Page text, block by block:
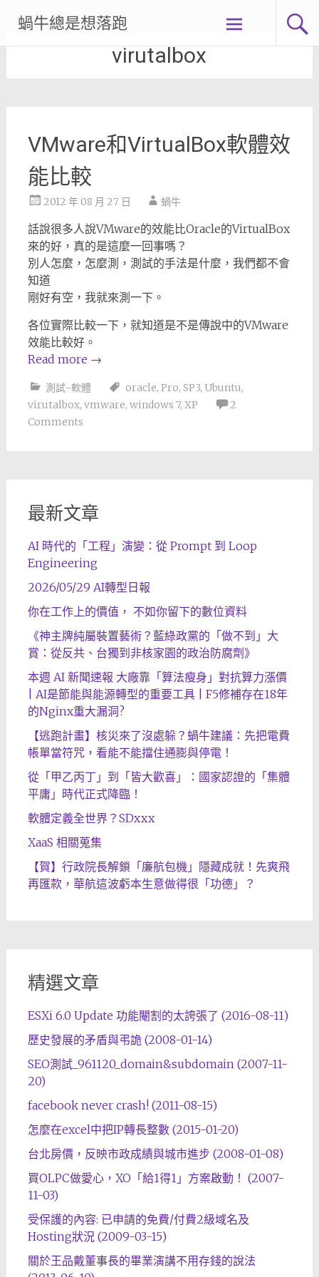
content
蝸牛總是想落跑
virutalbox
VMware和VirtualBox軟體效
能比較
2012 年 08 月 27 日 蝸牛
話說很多人說VMware的效能比Oracle的VirtualBox
來的好，真的是這麼一回事嗎？
別人怎麼，怎麼測，測試的手法是什麼，我們都不會
知道
剛好有空，我就來測一下。
各位實際比較一下，就知道是不是傳說中的VMware
效能比較好。
Read more →
測試-軟體 oracle, Pro, SP3, Ubuntu,
virutalbox, vmware, windows 7, XP
2
Comments
最新文章
AI 時代的「工程」演變：從 Prompt 到 Loop
Engineering
2026/05/29 AI轉型日報
你在工作上的價值， 不如你留下的數位資料
《神主牌純屬裝置藝術？藍綠政黨的「做不到」大
賞：從反共、台獨到非核家園的政治防腐劑》
本週 AI 新聞速報 大廠靠「算法瘦身」對抗算力漲價
| AI是節能與能源轉型的重要工具 | F5修補存在18年
的Nginx重大漏洞?
【逃跑計畫】核災來了沒處躲？蝸牛建議：先把電費
帳單當符咒，看能不能擋住通膨與停電！
從「甲乙丙丁」到「皆大歡喜」：國家認證的「集體
平庸」時代正式降臨！
軟體定義全世界？SDxxx
XaaS 相關蒐集
【賀】行政院長解鎖「廉航包機」隱藏成就！先爽飛
再匯款，華航這波虧本生意做得很「功德」？
精選文章
ESXi 6.0 Update 功能閹割的太誇張了 (2016-08-11)
歷史發展的矛盾與弔詭 (2008-01-14)
SEO測試_961120_domain&subdomain (2007-11-
20)
facebook never crash! (2011-08-15)
怎麼在excel中把IP轉長整數 (2015-01-20)
台北房價，反映市政成績與城市進步 (2008-01-08)
買OLPC做愛心，XO「給1得1」方案啟動！ (2007-
11-03)
受保護的內容: 已申請的免費/付費2級域名及
Hosting狀況 (2009-03-15)
關於王品戴董事長的畢業演講不用存錢的說法